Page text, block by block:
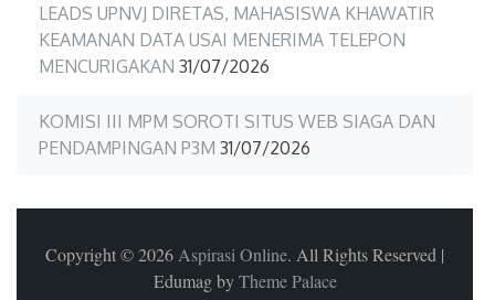
LEADS UPNVJ DIRETAS, MAHASISWA KHAWATIR
KEAMANAN DATA USAI MENERIMA TELEPON
MENCURIGAKAN 31/07/2026
KOMISI III MPM SOROTI SITUS WEB SIAGA DAN
PENDAMPINGAN P3M 31/07/2026
Copyright © 2026 Aspirasi Online. All Rights Reserved |
Edumag byTheme Palace